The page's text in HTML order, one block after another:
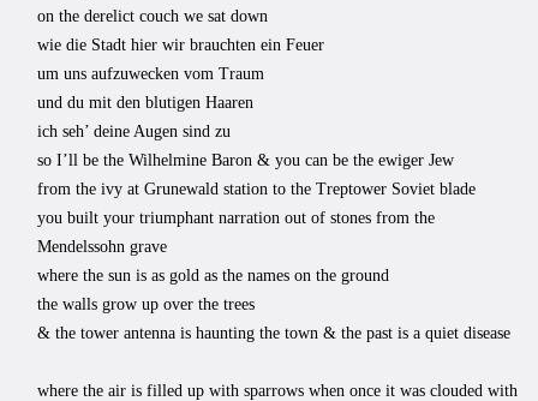
on the derelict couch we sat down
wie die Stadt hier wir brauchten ein Feuer
um uns aufzuwecken vom Traum
und du mit den blutigen Haaren
ich seh’ deine Augen sind zu
so I’ll be the Wilhelmine Baron & you can be the ewiger Jew
from the ivy at Grunewald station to the Treptower Soviet blade
you built your triumphant narration out of stones from the
Mendelssohn grave
where the sun is as gold as the names on the ground
the walls grow up over the trees
& the tower antenna is haunting the town & the past is a quiet disease
where the air is filled up with sparrows when once it was clouded with